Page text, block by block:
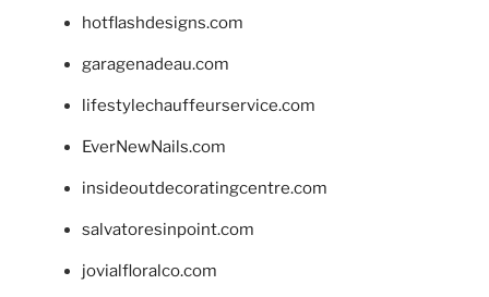
hotflashdesigns.com
garagenadeau.com
lifestylechauffeurservice.com
EverNewNails.com
insideoutdecoratingcentre.com
salvatoresinpoint.com
jovialfloralco.com